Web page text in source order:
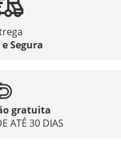
Segura
gratuita
ATÉ 30 DIAS